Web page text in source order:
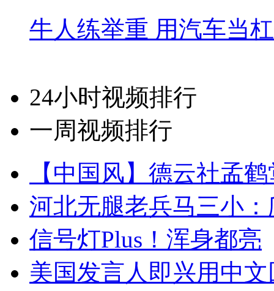
牛人练举重 用汽车当
24小时视频排行
一周视频排行
【中国风】德云社孟
河北无腿老兵马三小
信号灯Plus！浑身都亮
美国发言人即兴用中